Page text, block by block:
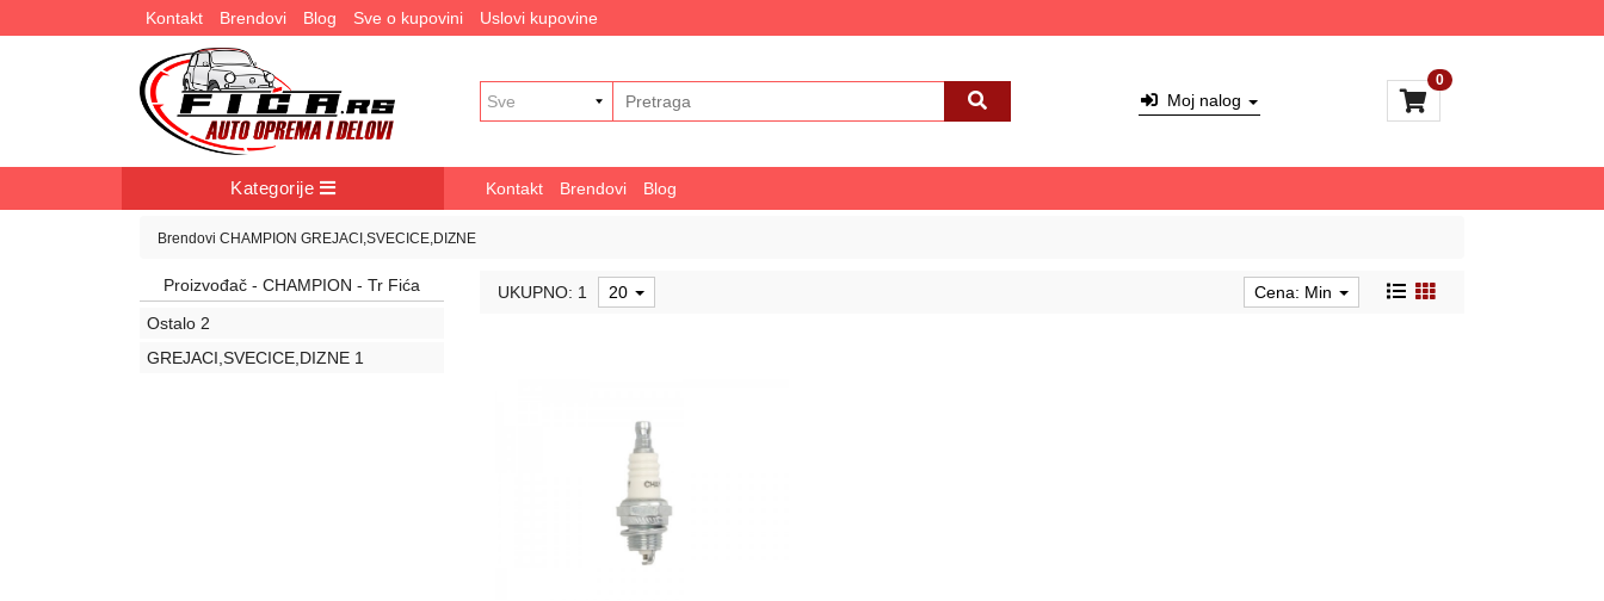
Kontakt Brendovi Blog Sve o kupovini Uslovi kupovine
Moj nalog
0
Kategorije Kontakt Brendovi Blog
Brendovi CHAMPION GREJACI,SVECICE,DIZNE
Proizvođač - CHAMPION - Tr Fića
Ostalo 2
GREJACI,SVECICE,DIZNE 1
UKUPNO: 1 20 Cena: Min